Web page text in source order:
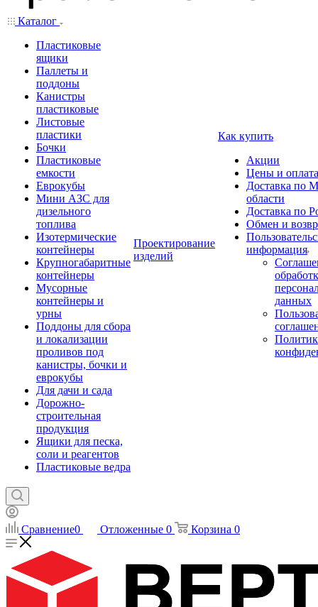
Каталог
Пластиковые
ящики
Паллеты и
поддоны
Канистры
пластиковые
Листовые
пластики
Бочки
Пластиковые
емкости
Еврокубы
Мини АЗС для
дизельного
топлива
Изотермические
контейнеры
Крупногабаритные
контейнеры
Мусорные
контейнеры и
урны
Поддоны для сбора
и локализации
проливов под
канистры, бочки и
еврокубы
Для дачи и сада
Дорожно-
строительная
продукция
Ящики для песка,
соли и реагентов
Пластиковые ведра
Проектирование
изделий
Как купить
Акции
Цены и оплата
Доставка по
области
Доставка по
Обмен и
информация
данных
Сравнение0 Отложенные 0 Корзина 0